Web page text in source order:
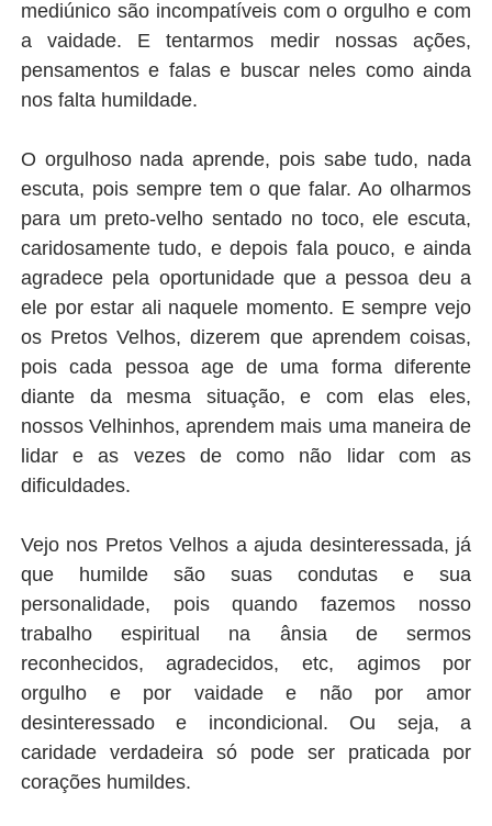
mediúnico são incompatíveis com o orgulho e com
a vaidade. E tentarmos medir nossas ações,
pensamentos e falas e buscar neles como ainda
nos falta humildade.
O orgulhoso nada aprende, pois sabe tudo, nada
escuta, pois sempre tem o que falar. Ao olharmos
para um preto-velho sentado no toco, ele escuta,
caridosamente tudo, e depois fala pouco, e ainda
agradece pela oportunidade que a pessoa deu a
ele por estar ali naquele momento. E sempre vejo
os Pretos Velhos, dizerem que aprendem coisas,
pois cada pessoa age de uma forma diferente
diante da mesma situação, e com elas eles,
nossos Velhinhos, aprendem mais uma maneira de
lidar e as vezes de como não lidar com as
dificuldades.
Vejo nos Pretos Velhos a ajuda desinteressada, já
que humilde são suas condutas e sua
personalidade, pois quando fazemos nosso
trabalho espiritual na ânsia de sermos
reconhecidos, agradecidos, etc, agimos por
orgulho e por vaidade e não por amor
desinteressado e incondicional. Ou seja, a
caridade verdadeira só pode ser praticada por
corações humildes.